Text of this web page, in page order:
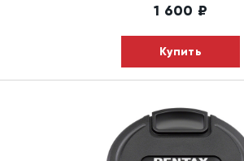
1 600 ₽
Купить